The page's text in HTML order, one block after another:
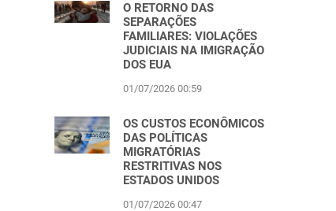
O RETORNO DAS
SEPARAÇÕES
FAMILIARES: VIOLAÇÕES
JUDICIAIS NA IMIGRAÇÃO
DOS EUA
01/07/2026 00:59
OS CUSTOS ECONÔMICOS
DAS POLÍTICAS
MIGRATÓRIAS
RESTRITIVAS NOS
ESTADOS UNIDOS
01/07/2026 00:47